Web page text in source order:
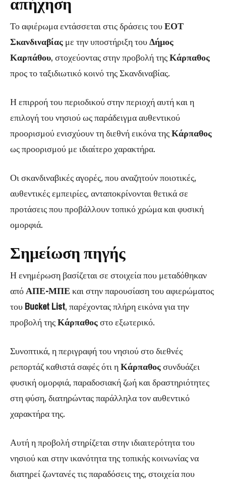
Το αφιέρωμα εντάσσεται στις δράσεις τουΕΟΤ
Σκανδιναβίας με την υποστήριξη τουΔήμος
Καρπάθου, στοχεύοντας στην προβολή τηςΚάρπαθος
προς το ταξιδιωτικό κοινό της Σκανδιναβίας.
Η επιρροή του περιοδικού στην περιοχή αυτή και η
επιλογή του νησιού ως παράδειγμα αυθεντικού
προορισμού ενισχύουν τη διεθνή εικόνα τηςΚάρπαθος
ως προορισμού με ιδιαίτερο χαρακτήρα.
Οι σκανδιναβικές αγορές, που αναζητούν ποιοτικές,
αυθεντικές εμπειρίες, ανταποκρίνονται θετικά σε
προτάσεις που προβάλλουν τοπικό χρώμα και φυσική
ομορφιά.
Σημείωση πηγής
Η ενημέρωση βασίζεται σε στοιχεία που μεταδόθηκαν
απόΑΠΕ-ΜΠΕ και στην παρουσίαση του αφιερώματος
του Bucket List, παρέχοντας πλήρη εικόνα για την
προβολή τηςΚάρπαθοςστο εξωτερικό.
Συνοπτικά, η περιγραφή του νησιού στο διεθνές
ρεπορτάζ καθιστά σαφές ότι ηΚάρπαθοςσυνδυάζει
φυσική ομορφιά, παραδοσιακή ζωή και δραστηριότητες
στη φύση, διατηρώντας παράλληλα τον αυθεντικό
χαρακτήρα της.
Αυτή η προβολή στηρίζεται στην ιδιαιτερότητα του
νησιού και στην ικανότητα της τοπικής κοινωνίας να
διατηρεί ζωντανές τις παραδόσεις της, στοιχεία που